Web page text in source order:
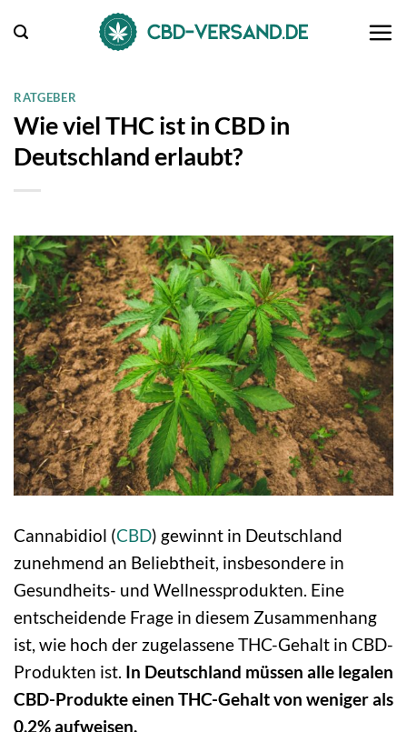
Inhalt
RATGEBER
Wie viel THC ist in CBD in
Deutschland erlaubt?
Cannabidiol (CBD) gewinnt in Deutschland
zunehmend an Beliebtheit, insbesondere in
Gesundheits- und Wellnessprodukten. Eine
entscheidende Frage in diesem Zusammenhang
ist, wie hoch der zugelassene THC-Gehalt in CBD-
Produkten ist. In Deutschland müssen alle legalen
CBD-Produkte einen THC-Gehalt von weniger als
0,2% aufweisen.